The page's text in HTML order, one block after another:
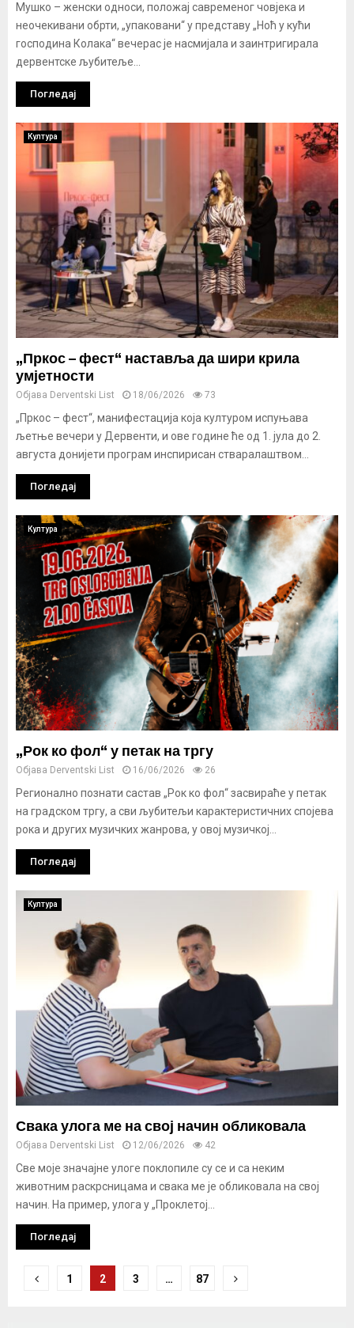
Мушко – женски односи, положај савременог човјека и
неочекивани обрти, „упаковани“ у представу „Ноћ у кући
господина Колака“ вечерас је насмијала и заинтригирала
дервентске љубитеље...
Погледај
Култура
„Пркос – фест“ наставља да шири крила
умјетности
Објава Derventski List 18/06/2026 73
„Пркос – фест“, манифестација која културом испуњава
љетње вечери у Дервенти, и ове године ће од 1. јула до 2.
августа донијети програм инспирисан стваралаштвом...
Погледај
Култура
„Рок ко фол“ у петак на тргу
Објава Derventski List 16/06/2026 26
Регионално познати састав „Рок ко фол“ засвираће у петак
на градском тргу, а сви љубитељи карактеристичних спојева
рока и других музичких жанрова, у овој музичкој...
Погледај
Култура
Свака улога ме на свој начин обликовала
Објава Derventski List 12/06/2026 42
Све моје значајне улоге поклопиле су се и са неким
животним раскрсницама и свака ме је обликовала на свој
начин. На пример, улога у „Проклетој...
Погледај
Кретање
1 2 3 … 87